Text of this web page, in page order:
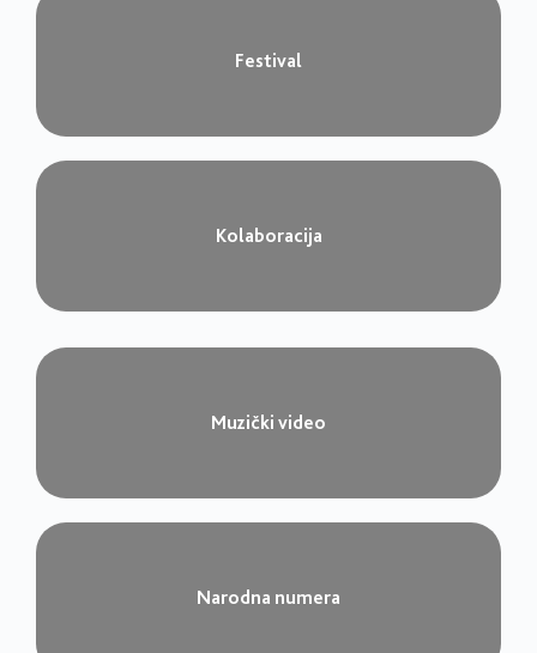
Festival​
Kolaboracija
Muzički video​
Narodna numera​